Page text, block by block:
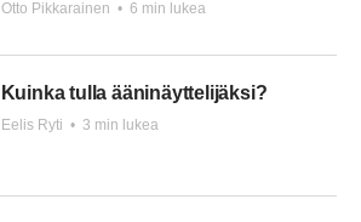
Otto Pikkarainen • 6 min lukea
Kuinka tulla ääninäyttelijäksi?
Eelis Ryti • 3 min lukea